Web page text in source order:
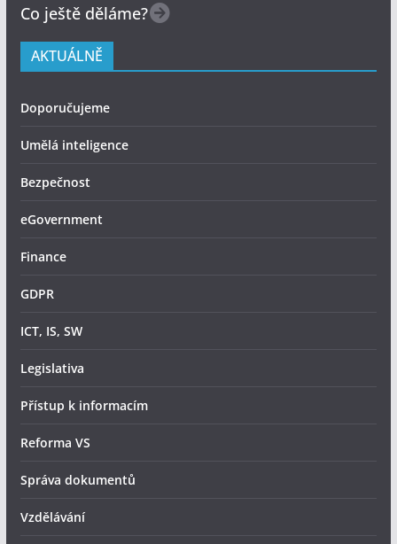
Co ještě děláme?
AKTUÁLNĚ
Doporučujeme
Umělá inteligence
Bezpečnost
eGovernment
Finance
GDPR
ICT, IS, SW
Legislativa
Přístup k informacím
Reforma VS
Správa dokumentů
Vzdělávání